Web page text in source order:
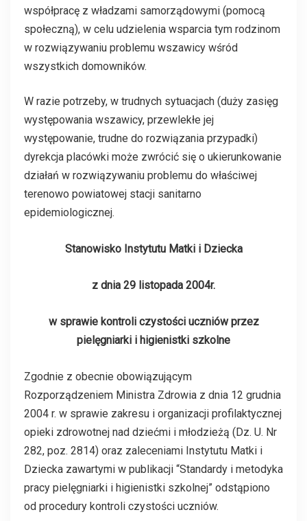
współpracę z władzami samorządowymi (pomocą
społeczną), w celu udzielenia wsparcia tym rodzinom
w rozwiązywaniu problemu wszawicy wśród
wszystkich domowników.
W razie potrzeby, w trudnych sytuacjach (duży zasięg
występowania wszawicy, przewlekłe jej
występowanie, trudne do rozwiązania przypadki)
dyrekcja placówki może zwrócić się o ukierunkowanie
działań w rozwiązywaniu problemu do właściwej
terenowo powiatowej stacji sanitarno
epidemiologicznej.
Stanowisko Instytutu Matki i Dziecka
z dnia 29 listopada 2004r.
w sprawie kontroli czystości uczniów przez
pielęgniarki i higienistki szkolne
Zgodnie z obecnie obowiązującym
Rozporządzeniem Ministra Zdrowia z dnia 12 grudnia
2004 r. w sprawie zakresu i organizacji profilaktycznej
opieki zdrowotnej nad dziećmi i młodzieżą (Dz. U. Nr
282, poz. 2814) oraz zaleceniami Instytutu Matki i
Dziecka zawartymi w publikacji “Standardy i metodyka
pracy pielęgniarki i higienistki szkolnej” odstąpiono
od procedury kontroli czystości uczniów.